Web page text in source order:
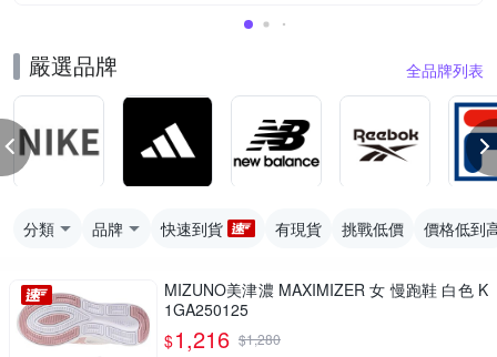
嚴選品牌 全品牌列表
分類 品牌 快速到貨 有現貨 挑戰低價 價格低到
MIZUNO美津濃 MAXIMIZER 女 慢跑鞋 白色 K
1GA250125
$1,216 $1,280